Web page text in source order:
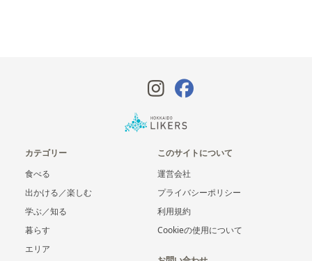
カテゴリー
食べる
出かける／楽しむ
学ぶ／知る
暮らす
エリア
このサイトについて
運営会社
プライバシーポリシー
利用規約
Cookieの使用について